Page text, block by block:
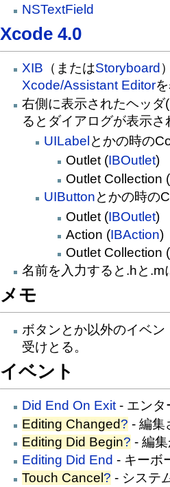
NSTextField
Xcode 4.0
XIB （またはStoryboard
Xcode/Assistant Editor
右側に表示されたヘッダ
るとダイアログが表示さ
UILabelとかの時の
Outlet (IBOutlet)
Outlet Collection (
UIButtonとかの時の
Outlet (IBOutlet)
Action (IBAction)
Outlet Collection (
名前を入力すると.hと.m
メモ
ボタンとか以外のイベン
受けとる。
イベント
Did End On Exit- エンタ
Editing Changed? - 編集
Editing Did Begin? - 編
Editing Did End - キーボ
Touch Cancel ? - システ